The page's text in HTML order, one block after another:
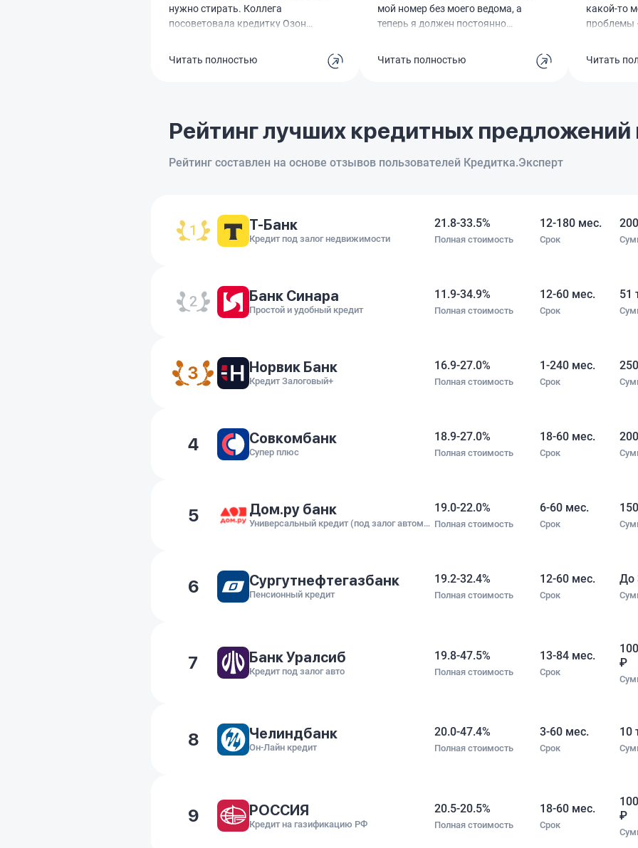
нужно стирать. Коллега
посоветовала кредитку Озон
эти деньги за те самые 78 дней
без процентов. Сейчас как раз
эту сумму и гашу, чтобы не
Читать полностью
мой номер без моего ведома, а
теперь я должен постоянно
Сделайте что-то с этим,
пожалуйста!
Читать полностью
какой-то
проблемы
это в
не
Читать
Рейтинг лучших кредитных предложений
Рейтинг составлен на основе отзывов пользователей Кредитка.Эксперт
Т-Банк
Кредит под залог недвижимости
21.8-33.5%
Полная стоимость
12-180 мес.
Срок
Банк Синара
Простой и удобный кредит
11.9-34.9%
Полная стоимость
12-60 мес.
Срок
51
Норвик Банк
Кредит Залоговый+
16.9-27.0%
Полная стоимость
1-240 мес.
Срок
4 Совкомбанк
Супер плюс
18.9-27.0%
Полная стоимость
18-60 мес.
Срок
5 Дом.ру банк
Универсальный кредит (под залог автомобиля)
19.0-22.0%
Полная стоимость
6-60 мес.
Срок
6 Сургутнефтегазбанк
Пенсионный кредит
19.2-32.4%
Полная стоимость
12-60 мес.
Срок
До
7 Банк Уралсиб
Кредит под залог авто
19.8-47.5%
Полная стоимость
13-84 мес.
Срок
₽
8 Челиндбанк
Он-Лайн кредит
20.0-47.4%
Полная стоимость
3-60 мес.
Срок
10
9 РОССИЯ
Кредит на газификацию РФ
20.5-20.5%
Полная стоимость
18-60 мес.
Срок
₽